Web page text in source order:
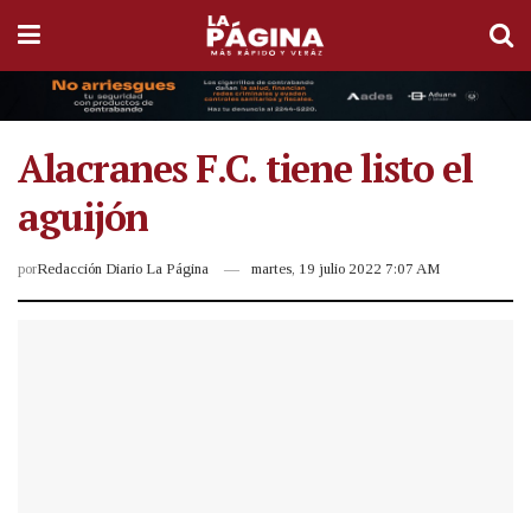
Alacranes F.C. tiene listo el
aguijón
porRedacción Diario La Página martes, 19 julio 2022 7:07 AM